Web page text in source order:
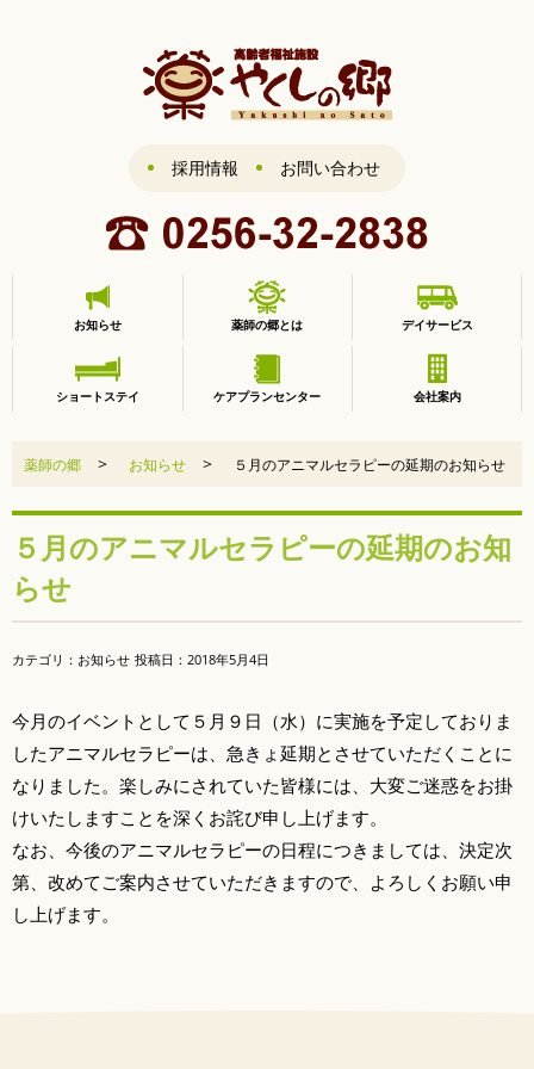
採用情報 お問い合わせ
お知らせ 薬師の郷とは デイサービス
ショートステイ ケアプランセンター 会社案内
薬師の郷 > お知らせ > ５月のアニマルセラピーの延期のお知らせ
５月のアニマルセラピーの延期のお知
らせ
カテゴリ：お知らせ 投稿日： 2018年5月4日
今月のイベントとして５月９日（水）に実施を予定しておりま
したアニマルセラピーは、急きょ延期とさせていただくことに
なりました。楽しみにされていた皆様には、大変ご迷惑をお掛
けいたしますことを深くお詫び申し上げます。
なお、今後のアニマルセラピーの日程につきましては、決定次
第、改めてご案内させていただきますので、よろしくお願い申
し上げます。